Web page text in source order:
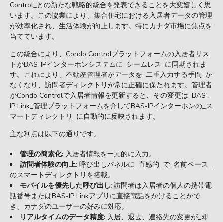
Control_との新たな戦略的統合を発表できることを大変嬉しく思
います。この協業により、集合住宅における入居者データの管理
が効率化され、生活体験が向上します。特にカナダ市場に焦点を
当てています。
この統合により、Condo Controlプラットフォームの入居者リス
トがBAS-IPインターホンシステムに_シームレス_に同期されま
す。これにより、不動産管理者がデータを_二重入力する手間_が
なくなり、訪問者ディレクトリが常に正確に保たれます。管理者
がCondo Controlで入居者情報を更新すると、その変更は_BAS-
IP Link_管理プラットフォームを介してBAS-IPインターホンの_ス
マートディレクトリ_に自動的に反映されます。
主な利点は以下の通りです。
管理の簡素化: 入居者情報を一元的に入力。
訪問者体験の向上: 呼び出しパネルに_直感的_で_名前ベース_
のスマートディレクトリを搭載。
モバイルを優先した呼び出し: 訪問者は入居者の個人の携帯電
話番号またはBAS-IP Linkアプリに直接電話をかけることがで
き、カナダのユーザーの好みに対応。
リアルタイムのデータ精度: 入居、退去、連絡先の変更が_即